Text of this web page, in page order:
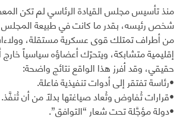
منذ تأسيس مجلس القيادة الرئاسي لم تكن
شخص رئيسه، بقدر ما كانت في طبيعة
من أطراف تمتلك قوى عسكرية مستقلة،
إقليمية متشابكة، ويتحرّك أعضاؤه سياسياً
حقيقي، وقد أفرز هذا الواقع نتائج واضحة:
•رئاسة تفتقر إلى أدوات تنفيذية فاعلة.
•قرارات تُفاوض وتُعاد صياغتها بدلاً من أن تُنفَّذ.
•دولة مؤجَّلة تحت شعار “التوافق”.